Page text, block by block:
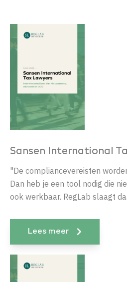
Sansen International
"De compliancevereisten
Dan heb je een tool nodig die
ook werkbaar. RegLab slaagt
Lees meer